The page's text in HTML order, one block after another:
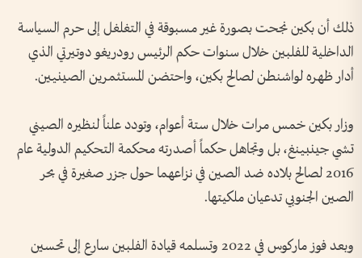
ذلك أن بكين نجحت بصورة غير مسبوقة في التغلغل إلى حرم السياسة
الداخلية للفلبين خلال سنوات حكم الرئيس رودريغو دوتيرتي الذي
أدار ظهره لواشنطن لصالح بكين، واحتضن المستثمرين الصينيين.
وزار بكين خمس مرات خلال ستة أعوام، وتودد علناً لنظيره الصيني
تشي جينبينغ، بل وتجاهل حكماً أصدرته محكمة التحكيم الدولية عام
2016 لصالح بلاده ضد الصين في نزاعهما حول جزر صغيرة في بحر
الصين الجنوبي تدعيان ملكيتها.
وبعد فوز ماركوس في 2022 وتسلمه قيادة الفلبين سارع إلى تحسين